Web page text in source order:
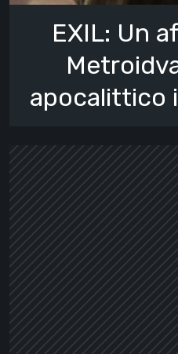
EXIL: Un
apocalittico